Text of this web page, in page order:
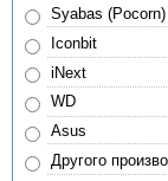
Syabas (Pocorn)
Iconbit
iNext
WD
Asus
Другого